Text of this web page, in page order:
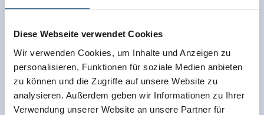
Diese Webseite verwendet Cookies
Wir verwenden Cookies, um Inhalte und Anzeigen zu
personalisieren, Funktionen für soziale Medien anbieten
zu können und die Zugriffe auf unsere Website zu
analysieren. Außerdem geben wir Informationen zu Ihrer
Verwendung unserer Website an unsere Partner für